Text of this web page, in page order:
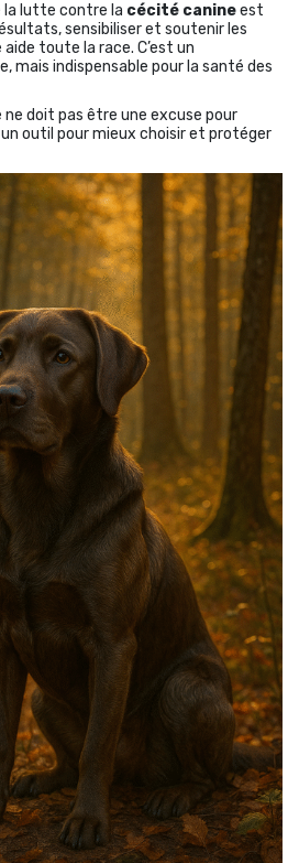
la lutte contre la cécité canineest
sensibiliser et soutenir les
toute la race. C’est un
mais indispensable pour la santé des
ne doit pas être une excuse pour
outil pour mieux choisir et protéger